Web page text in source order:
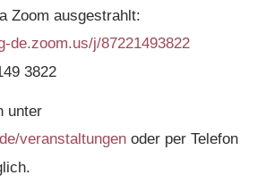
Zoom ausgestrahlt:
de.zoom.us/j/87221493822
3822
unter
veranstaltungen oder per Telefon